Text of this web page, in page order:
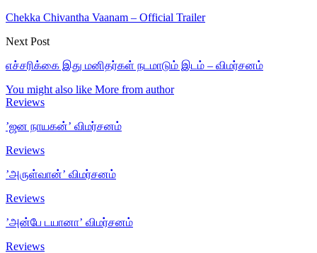
Chekka Chivantha Vaanam – Official Trailer
Next Post
எச்சரிக்கை இது மனிதர்கள் நடமாடும் இடம் – விமர்சனம்
You might also like More from author
Reviews
’ஜன நாயகன்’ விமர்சனம்
Reviews
’அருள்வான்’ விமர்சனம்
Reviews
’அன்பே டயானா’ விமர்சனம்
Reviews